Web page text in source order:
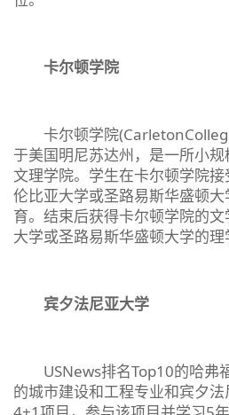
卡尔顿学院
卡尔顿学院
于美国明尼苏达州，是一所小
文理学院。学生在卡尔顿学院
伦比亚大学或圣路易斯华盛顿
育。结束后获得卡尔顿学院的
大学或圣路易斯华盛顿大学的理
宾夕法尼亚大学
USNews排名Top10的哈弗福
的城市建设和工程专业和宾夕